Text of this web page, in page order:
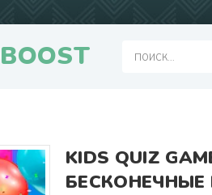
BOOST
KIDS QUIZ